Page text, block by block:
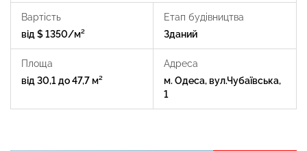
Вартість
від $ 1350/м²
Етап будівництва
Зданий
Площа
від 30,1 до 47,7 м²
Адреса
м. Одеса, вул.Чубаївська,
1